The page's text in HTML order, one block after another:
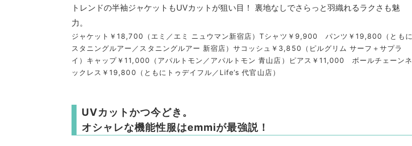
トレンドの半袖ジャケットもUVカットが狙い目！ 裏地なしでさらっと羽織れるラクさも魅
力。
ジャケット￥18,700（エミ／エミ ニュウマン新宿店）Tシャツ￥9,900 パンツ￥19,800（ともに
スタニングルアー／スタニングルアー 新宿店）サコッシュ￥3,850（ピルグリム サーフ＋サプラ
イ）キャップ￥11,000（アパルトモン／アパルトモン 青山店）ピアス￥11,000 ボールチェーンネ
ックレス￥19,800（ともにトゥデイフル／Life’s 代官山店）
UVカットかつ今どき。
オシャレな機能性服はemmiが最強説！